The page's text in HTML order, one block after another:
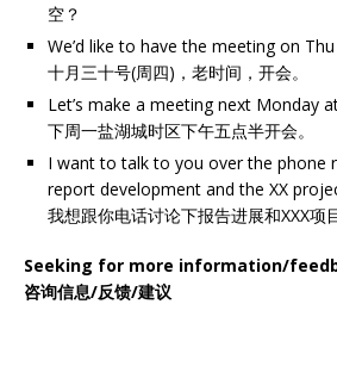
空？
We’d like to have the meeting on
十月三十号(周四)，老时间，开会。
Let’s make a meeting next Monday
下周一盐湖城时区下午五点半开会。
I want to talk to you over the phone
report development and the XX
我想跟你电话讨论下报告进展和XXX项
Seeking for more information/
咨询信息/反馈/建议